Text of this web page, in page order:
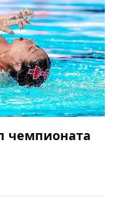
чемпионата